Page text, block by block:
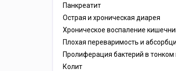
Панкреатит
Острая и хроническая диарея
Хроническое воспаление
Плохая переваримость и
Пролиферация бактерий в
Колит